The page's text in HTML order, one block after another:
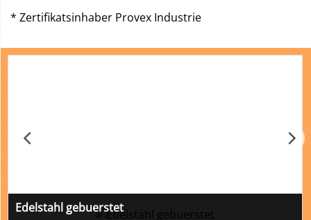
* Zertifikatsinhaber Provex Industrie
Edelstahl gebuerstet